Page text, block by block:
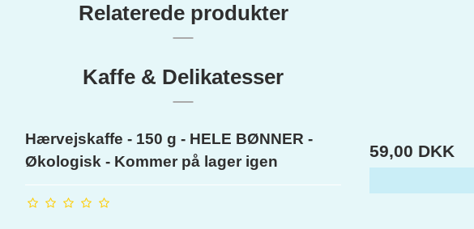
Relaterede produkter
Kaffe & Delikatesser
Hærvejskaffe - 150 g - HELE BØNNER -
Økologisk - Kommer på lager igen
59,00 DKK